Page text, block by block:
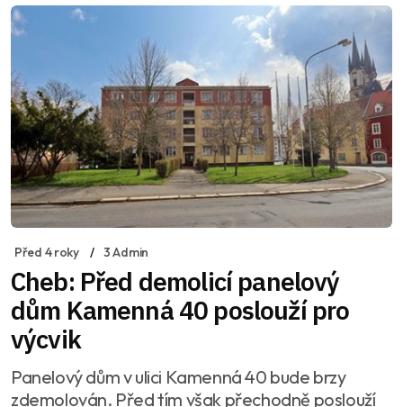
Před 4 roky 3 Admin
Cheb: Před demolicí panelový
dům Kamenná 40 poslouží pro
výcvik
Panelový dům v ulici Kamenná 40 bude brzy
zdemolován. Před tím však přechodně poslouží